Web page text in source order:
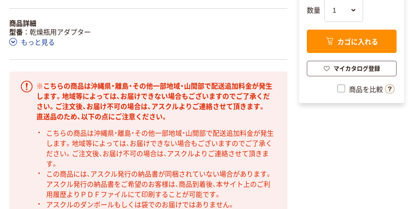
商品詳細
型番
乾燥瓶用アダプター
もっと見る
※こちらの商品は沖縄県・離島・その他一部地域・山間部で配送追加料金が発生
します。地域等によっては、お届けできない場合もございますのでご了承くだ
さい。ご注文後、お届け不可の場合は、アスクルよりご連絡させて頂きます。
直送品のため、以下の点にご注意ください。
こちらの商品は沖縄県・離島・その他一部地域・山間部で配送追加料金が発生
します。地域等によっては、お届けできない場合もございますのでご了承く
ださい。ご注文後、お届け不可の場合は、アスクルよりご連絡させて頂きま
す。
この商品には、アスクル発行の納品書が同梱されていない場合があります。
アスクル発行の納品書をご希望のお客様は、商品到着後、本サイト上のご利
用履歴よりＰＤＦファイルにて印刷することが可能です。
アスクルのダンボールもしくは袋でのお届けではありません。
数量
カゴに入れる
マイカタログ登録
商品を比較